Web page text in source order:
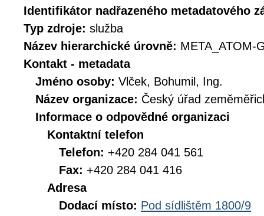
Identifikátor nadřazeného metadatového
Typ zdroje: služba
Název hierarchické úrovně: META_ATOM-
Kontakt - metadata
Jméno osoby: Vlček, Bohumil, Ing.
Název organizace: Český úřad
Informace o odpovědné organizaci
Kontaktní telefon
Telefon: +420 284 041 561
Fax: +420 284 041 416
Adresa
Dodací místo: Pod sídlištěm 1800/9